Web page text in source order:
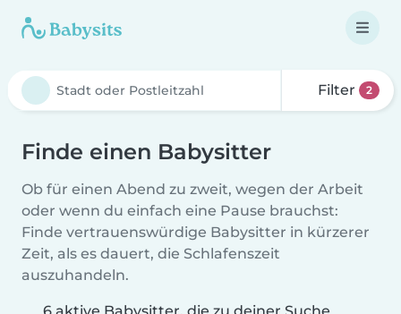
Filter 2
Finde einen Babysitter
Ob für einen Abend zu zweit, wegen der Arbeit
oder wenn du einfach eine Pause brauchst:
Finde vertrauenswürdige Babysitter in kürzerer
Zeit, als es dauert, die Schlafenszeit
auszuhandeln.